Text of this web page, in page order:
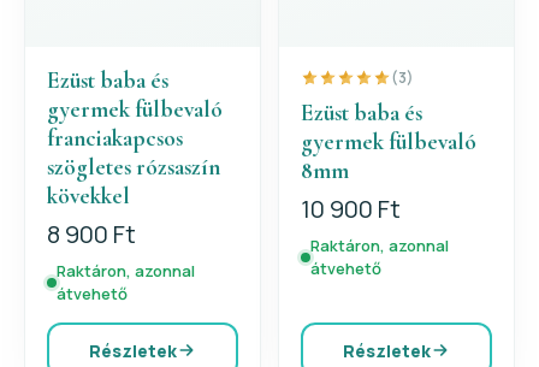
Ezüst baba és
gyermek fülbevaló
franciakapcsos
szögletes rózsaszín
kövekkel
8 900 Ft
Raktáron, azonnal
átvehető
Részletek
(3)
Ezüst baba és
gyermek fülbevaló
8mm
10 900 Ft
Raktáron, azonnal
átvehető
Részletek